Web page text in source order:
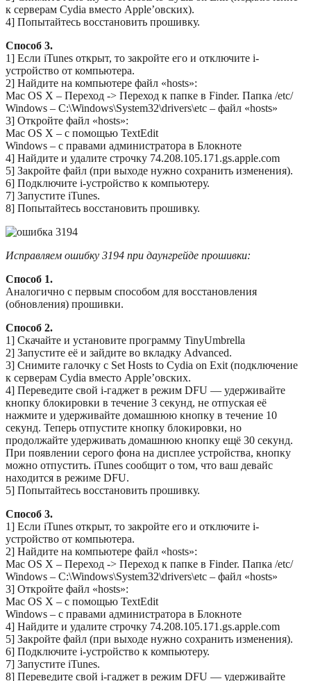
к серверам Cydia вместо Apple’овских).
4] Попытайтесь восстановить прошивку.
Способ 3.
1] Если iTunes открыт, то закройте его и отключите i-
устройство от компьютера.
2] Найдите на компьютере файл «hosts»:
Mac OS X – Переход -> Переход к папке в Finder. Папка /etc/
Windows – C:\Windows\System32\drivers\etc – файл «hosts»
3] Откройте файл «hosts»:
Mac OS X – с помощью TextEdit
Windows – с правами администратора в Блокноте
4] Найдите и удалите строчку 74.208.105.171.gs.apple.com
5] Закройте файл (при выходе нужно сохранить изменения).
6] Подключите i-устройство к компьютеру.
7] Запустите iTunes.
8] Попытайтесь восстановить прошивку.
Исправляем ошибку 3194 при даунгрейде прошивки:
Способ 1.
Аналогично с первым способом для восстановления
(обновления) прошивки.
Способ 2.
1] Скачайте и установите программу TinyUmbrella
2] Запустите её и зайдите во вкладку Advanced.
3] Снимите галочку с Set Hosts to Cydia on Exit (подключение
к серверам Cydia вместо Apple’овских.
4] Переведите свой i-гаджет в режим DFU — удерживайте
кнопку блокировки в течение 3 секунд, не отпуская её
нажмите и удерживайте домашнюю кнопку в течение 10
секунд. Теперь отпустите кнопку блокировки, но
продолжайте удерживать домашнюю кнопку ещё 30 секунд.
При появлении серого фона на дисплее устройства, кнопку
можно отпустить. iTunes сообщит о том, что ваш девайс
находится в режиме DFU.
5] Попытайтесь восстановить прошивку.
Способ 3.
1] Если iTunes открыт, то закройте его и отключите i-
устройство от компьютера.
2] Найдите на компьютере файл «hosts»:
Mac OS X – Переход -> Переход к папке в Finder. Папка /etc/
Windows – C:\Windows\System32\drivers\etc – файл «hosts»
3] Откройте файл «hosts»:
Mac OS X – с помощью TextEdit
Windows – с правами администратора в Блокноте
4] Найдите и удалите строчку 74.208.105.171.gs.apple.com
5] Закройте файл (при выходе нужно сохранить изменения).
6] Подключите i-устройство к компьютеру.
7] Запустите iTunes.
8] Переведите свой i-гаджет в режим DFU — удерживайте